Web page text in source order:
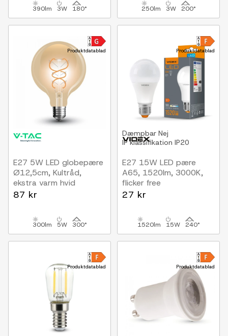
390lm 3W 180° 250lm 3W 200°
Produktdatablad
E27 5W LED globepære
Ø12,5cm, Kultråd,
ekstra varm hvid
87 kr
300lm 5W 300°
Produktdatablad
Dæmpbar Nej
IP klassifikation IP20
E27 15W LED pære
A65, 1520lm, 3000K,
flicker free
27 kr
1520lm 15W 240°
Produktdatablad Produktdatablad